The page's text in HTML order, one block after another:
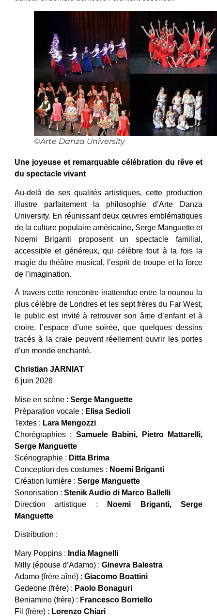
©Arte Danza University
Une joyeuse et remarquable célébration du rêve et
du spectacle vivant
Au-delà de ses qualités artistiques, cette production
illustre parfaitement la philosophie d’Arte Danza
University. En réunissant deux œuvres emblématiques
de la culture populaire américaine, Serge Manguette et
Noemi Briganti proposent un spectacle familial,
accessible et généreux, qui célèbre tout à la fois la
magie du théâtre musical, l’esprit de troupe et la force
de l’imagination.
À travers cette rencontre inattendue entre la nounou la
plus célèbre de Londres et les sept frères du Far West,
le public est invité à retrouver son âme d’enfant et à
croire, l’espace d’une soirée, que quelques dessins
tracés à la craie peuvent réellement ouvrir les portes
d’un monde enchanté.
Christian JARNIAT
6 juin 2026
Mise en scène : Serge Manguette
Préparation vocale : Elisa Sedioli
Textes : Lara Mengozzi
Chorégraphies : Samuele Babini, Pietro Mattarelli,
Serge Manguette
Scénographie : Ditta Brima
Conception des costumes : Noemi Briganti
Création lumière : Serge Manguette
Sonorisation : Stenik Audio di Marco Ballelli
Direction artistique : Noemi Briganti, Serge
Manguette
Distribution :
Mary Poppins : India Magnelli
Milly (épouse d’Adamo) : Ginevra Balestra
Adamo (frère aîné) : Giacomo Boattini
Gedeone (frère) : Paolo Bonaguri
Beniamino (frère) : Francesco Borriello
Fil (frère) : Lorenzo Chiari